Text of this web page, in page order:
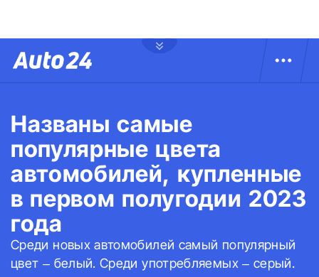
Названы самые
популярные цвета
автомобилей, купленные
в первом полугодии 2023
года
Среди новых автомобилей самый популярный
цвет – белый. Среди употребляемых – серый.